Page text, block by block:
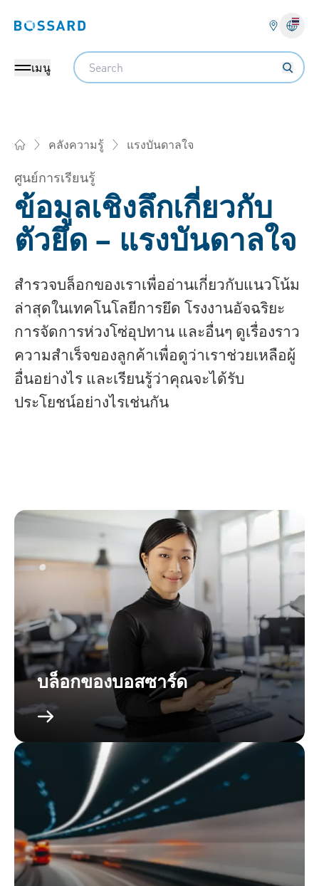
Bossard homepage
เมนู
Search
คลังความรู้ แรงบันดาลใจ
ศูนย์การเรียนรู้
ข้อมูลเชิงลึกเกี่ยวกับ
ตัวยึด – แรงบันดาลใจ
สำรวจบล็อกของเราเพื่ออ่านเกี่ยวกับแนวโน้ม
ล่าสุดในเทคโนโลยีการยึด โรงงานอัจฉริยะ
การจัดการห่วงโซ่อุปทาน และอื่นๆ ดูเรื่องราว
ความสำเร็จของลูกค้าเพื่อดูว่าเราช่วยเหลือผู้
อื่นอย่างไร และเรียนรู้ว่าคุณจะได้รับ
ประโยชน์อย่างไรเช่นกัน
บล็อกของบอสซาร์ด